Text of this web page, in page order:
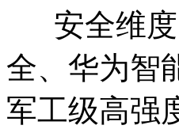
安全维度
全、华为智
军工级高强